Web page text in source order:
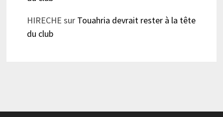
HIRECHE sur Touahria devrait rester à la tête
du club